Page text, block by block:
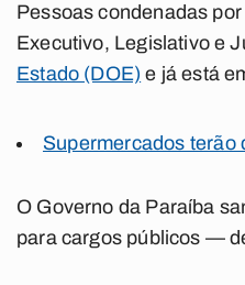
Pessoas condenadas
Executivo, Legislativo e
Estado (DOE) e já está
Supermercados terão
O Governo da Paraíba
para cargos públicos —